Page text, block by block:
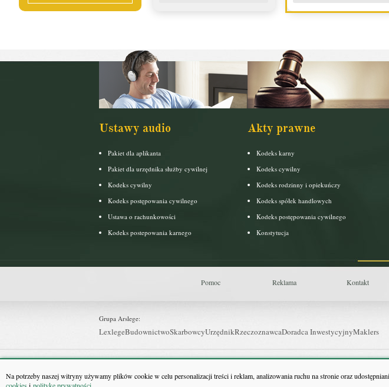
Na potrzeby naszej witryny używamy plików cookie w celu personalizacji treści i reklam, analizowania ruchu na stronie oraz
Ustawy audio
Pakiet dla aplikanta
Pakiet dla urzędnika służby cywilnej
Kodeks cywilny
Kodeks postępowania cywilnego
Ustawa o rachunkowości
Kodeks postepowania karnego
Akty prawne
Kodeks karny
Kodeks cywilny
Kodeks rodzinny i opiekuńczy
Kodeks spółek handlowych
Kodeks postępowania cywilnego
Konstytucja
Pomoc Reklama Kontakt
Grupa Arslege:
LexlegeBudownictwoSkarbowcyUrzędnikRzeczoznawcaDoradca InwestycyjnyMaklers
Grupa Bonnier:
Puls BiznesuBankierPuls MedycynyMonitor FirmPuls FarmacjiPit.pl